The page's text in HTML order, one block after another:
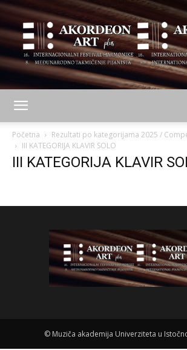
ART
Početna
Rezultati po kategorijama 2025 /
III KATEGORIJA KLAVIR SOLO
III KATEGORIJA KLAVIR
© Muziča akademija Univerziteta u